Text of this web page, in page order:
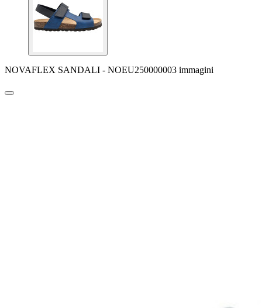
NOVAFLEX SANDALI - NOEU250000003 immagini